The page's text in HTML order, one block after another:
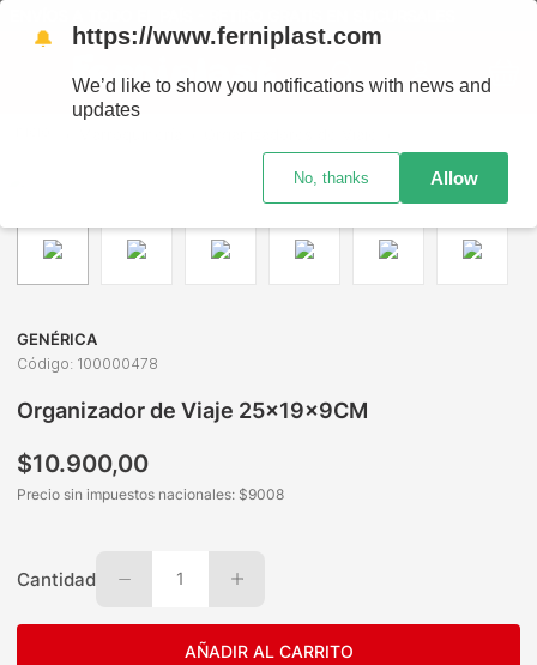
GENÉRICA
Código: 100000478
Organizador de Viaje 25x19x9CM
$10.900,00
Precio sin impuestos nacionales: $9008
Cantidad 1
AÑADIR AL CARRITO
🔔 https://www.ferniplast.com
We’d like to show you notifications with news and
updates
No, thanks Allow